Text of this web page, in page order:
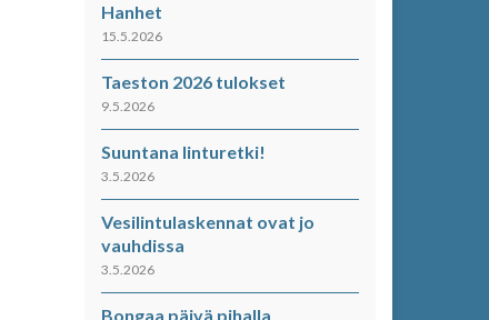
Hanhet
15.5.2026
Taeston 2026 tulokset
9.5.2026
Suuntana linturetki!
3.5.2026
Vesilintulaskennat ovat jo
vauhdissa
3.5.2026
Bongaa päivä pihalla